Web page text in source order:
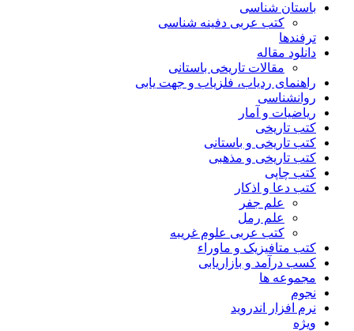
باستان شناسی
کتب عربی دفینه شناسی
ترفندها
دانلود مقاله
مقالات تاریخی باستانی
راهنمای ردیاب، فلزیاب و جهت یابی
روانشناسی
ریاضیات و آمار
کتب تاریخی
کتب تاریخی و باستانی
کتب تاریخی و مذهبی
کتب چاپی
کتب دعا و اذکار
علم جفر
علم رمل
کتب عربی علوم غریبه
کتب متافیزیک و ماوراء
کسب درآمد و بازاریابی
مجموعه ها
نجوم
نرم افزار اندروید
ویژه